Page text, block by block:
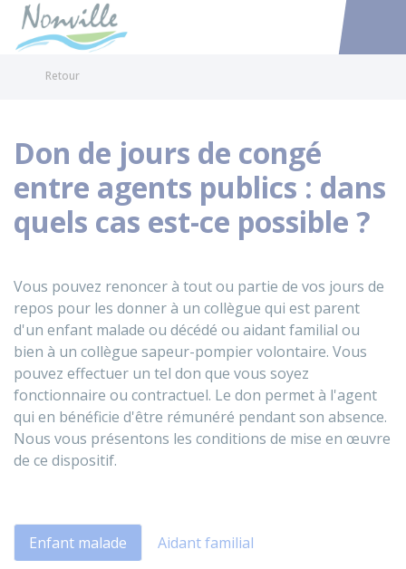
Accéder
Retour
Don de jours de congé
entre agents publics : dans
quels cas est-ce possible ?
Vous pouvez renoncer à tout ou partie de vos jours de
repos pour les donner à un collègue qui est parent
d'un enfant malade ou décédé ou aidant familial ou
bien à un collègue sapeur-pompier volontaire. Vous
pouvez effectuer un tel don que vous soyez
fonctionnaire ou contractuel. Le don permet à l'agent
qui en bénéficie d'être rémunéré pendant son absence.
Nous vous présentons les conditions de mise en œuvre
de ce dispositif.
Enfant malade
Aidant familial